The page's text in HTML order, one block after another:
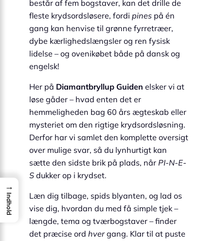
består af fem bogstaver, kan det drille de
fleste krydsordsløsere, fordi pines på én
gang kan henvise til grønne fyrretræer,
dybe kærlighedslængsler og ren fysisk
lidelse – og ovenikøbet både på dansk og
engelsk!
Her på Diamantbryllup Guiden elsker vi at
løse gåder – hvad enten det er
hemmeligheden bag 60 års ægteskab eller
mysteriet om den rigtige krydsordsløsning.
Derfor har vi samlet den komplette oversigt
over mulige svar, så du lynhurtigt kan
sætte den sidste brik på plads, når PI-N-E-
S dukker op i krydset.
Læn dig tilbage, spids blyanten, og lad os
vise dig, hvordan du med få simple tjek –
længde, tema og tværbogstaver – finder
det præcise ord hvergang. Klar til at puste
→
Indhold